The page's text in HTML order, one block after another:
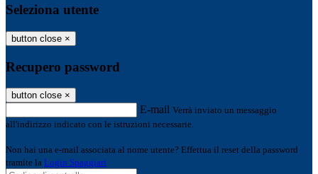
Seleziona utente
button close ×
Recupero password
button close ×
E-mail Verrà inviato un messaggio
all'indirizzo indicato con le istruzioni necessarie.
Non hai una e-mail associata al nome utente? Effettua il reset della password
tramite la Login Spaggiari